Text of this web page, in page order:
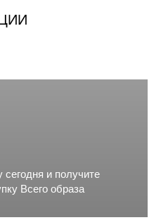
и получите
Всего образа